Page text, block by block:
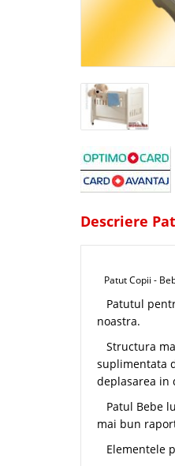
Descriere
Patut Copii -
Patutul
noastra.
Structura
suplimentata
deplasarea
Patul Bebe
mai bun
Elementele